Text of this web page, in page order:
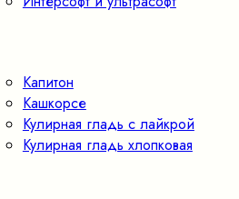
Капитон
Кашкорсе
Кулирная гладь с лайкрой
Кулирная гладь хлопковая